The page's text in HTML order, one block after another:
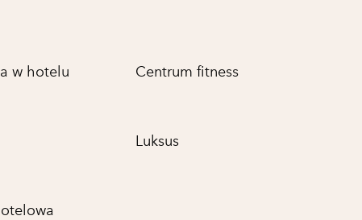
w hotelu Centrum fitness
Luksus